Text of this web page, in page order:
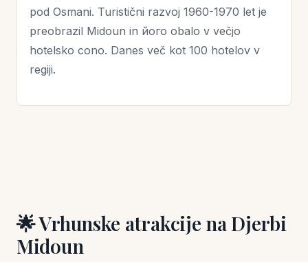
pod Osmani. Turistični razvoj 1960-1970 let je
preobrazil Midoun in його obalo v večjo
hotelsko cono. Danes več kot 100 hotelov v
regiji.
🌟 Vrhunske atrakcije na Djerbi
Midoun